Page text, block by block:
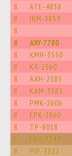
8 ATE-4838
8 INM-3859
8
8 AXY-7780
8 KMH-3550
8 KX-2560
8 AXH-2585
8 KAM-3585
8 PMK-2606
8 EPK-2860
8 TP-8018
8 EBK-7349
8 PIP-3322